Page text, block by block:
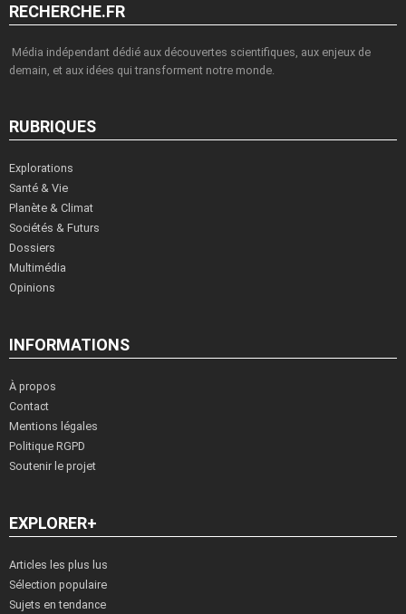
RECHERCHE.FR
Média indépendant dédié aux découvertes scientifiques, aux enjeux de
demain, et aux idées qui transforment notre monde.
RUBRIQUES
Explorations
Santé & Vie
Planète & Climat
Sociétés & Futurs
Dossiers
Multimédia
Opinions
INFORMATIONS
À propos
Contact
Mentions légales
Politique RGPD
Soutenir le projet
EXPLORER+
Articles les plus lus
Sélection populaire
Sujets en tendance